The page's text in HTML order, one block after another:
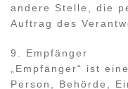
andere Stelle, die
Auftrag des
9. Empfänger
„Empfänger“ ist
Person, Behörde,